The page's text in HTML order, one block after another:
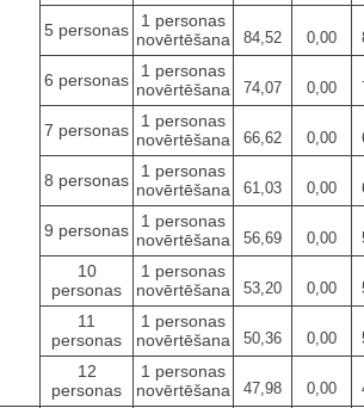
5 personas
1 personas
novērtēšana
84,52 0,00
6 personas
1 personas
novērtēšana
74,07 0,00
7 personas
1 personas
novērtēšana
66,62 0,00
8 personas
1 personas
novērtēšana
61,03 0,00
9 personas
1 personas
novērtēšana
56,69 0,00
10
personas
1 personas
novērtēšana
53,20 0,00
11
personas
1 personas
novērtēšana
50,36 0,00
12
personas
1 personas
novērtēšana
47,98 0,00